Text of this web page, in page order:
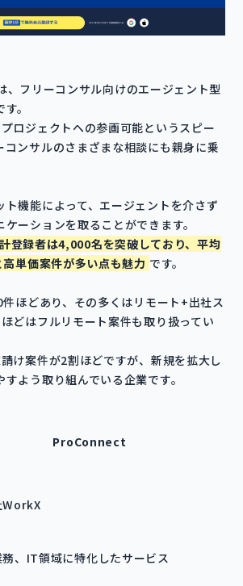
、フリーコンサル向けのエージェント型
。
ロジェクトへの参画可能というスピー
コンサルのさまざまな相談にも親身に乗
ト機能によって、エージェントを介さず
ーションを取ることができます。
登録者は4,000名を突破しており、平均
単価案件が多い点も魅力 です。
ほどあり、その多くはリモート+出社ス
どはフルリモート案件も取り扱ってい
け案件が2割ほどですが、新規を拡大し
よう取り組んでいる企業です。
ProConnect
WorkX
、IT領域に特化したサービス